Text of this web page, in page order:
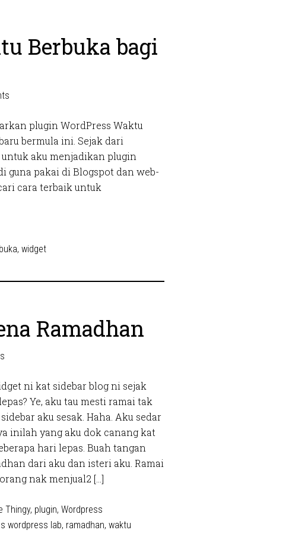
Berbuka bagi
plugin WordPress Waktu
bermula ini. Sejak dari
aku menjadikan plugin
guna pakai di Blogspot dan web-
cara terbaik untuk
, widget
Ramadhan
ni kat sidebar blog ni sejak
Ye, aku tau mesti ramai tak
aku sesak. Haha. Aku sedar
inilah yang aku dok canang kat
hari lepas. Buah tangan
dari aku dan isteri aku. Ramai
nak menjual2 […]
Thingy, plugin, Wordpress
wordpress lab, ramadhan, waktu